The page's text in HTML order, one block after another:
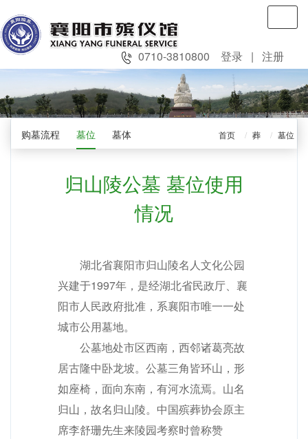
0710-3810800 登录 | 注册
首页 葬 墓位
购墓流程 墓位 墓体
归山陵公墓 墓位使用
情况
湖北省襄阳市归山陵名人文化公园
兴建于1997年，是经湖北省民政厅、襄
阳市人民政府批准，系襄阳市唯一一处
城市公用墓地。
公墓地处市区西南，西邻诸葛亮故
居古隆中卧龙坡。公墓三角皆环山，形
如座椅，面向东南，有河水流焉。山名
归山，故名归山陵。中国殡葬协会原主
席李舒珊先生来陵园考察时曾称赞